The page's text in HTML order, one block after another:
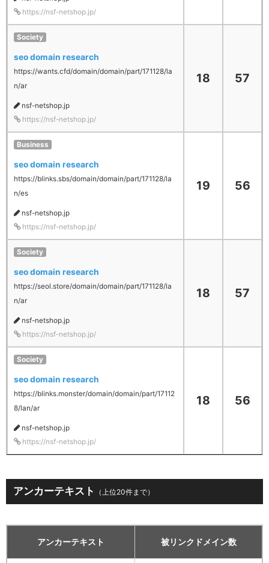
https://nsf-netshop.jp/
Society
seo domain research
https://wants.cfd/domain/domain/part/171128/la
n/ar
nsf-netshop.jp
https://nsf-netshop.jp/
18 57
Business
seo domain research
https://blinks.sbs/domain/domain/part/171128/la
n/es
nsf-netshop.jp
https://nsf-netshop.jp/
19 56
Society
seo domain research
https://seol.store/domain/domain/part/171128/la
n/ar
nsf-netshop.jp
https://nsf-netshop.jp/
18 57
Society
seo domain research
https://blinks.monster/domain/domain/part/17112
8/lan/ar
nsf-netshop.jp
https://nsf-netshop.jp/
18 56
アンカーテキスト （上位20件まで）
アンカーテキスト 被リンクドメイン数